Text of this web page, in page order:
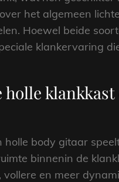
het algemeen
Hoewel beide
klankervaring
holle
holle body gitaar
binnenin de
en meer